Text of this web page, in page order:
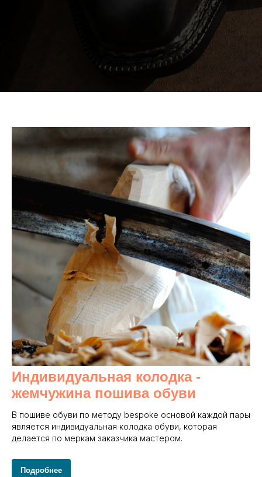
inbespoke.ru
Индивидуальная колодка -
жемчужина пошива обуви
В пошиве обуви по методу bespoke основой каждой пары
является индивидуальная колодка обуви, которая
делается по меркам заказчика мастером.
Подробнее